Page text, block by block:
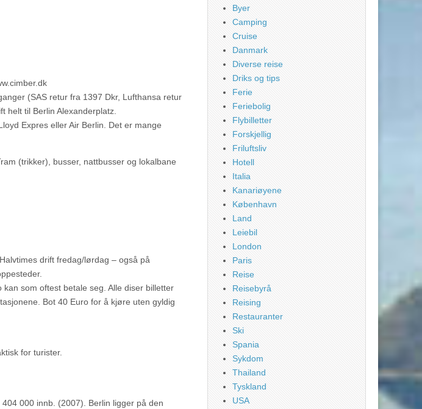
(SAS retur fra 1397 Dkr, Lufthansa retur
helt til Berlin Alexanderplatz.
Expres eller Air Berlin. Det er mange
(trikker), busser, nattbusser og lokalbane
drift fredag/lørdag – også på
som oftest betale seg. Alle diser billetter
Bot 40 Euro for å kjøre uten gyldig
for turister.
000 innb. (2007). Berlin ligger på den
Byer
Camping
Cruise
Danmark
Diverse reise
Driks og tips
Ferie
Feriebolig
Flybilletter
Forskjellig
Friluftsliv
Hotell
Italia
Kanariøyene
København
Land
Leiebil
London
Paris
Reise
Reisebyrå
Reising
Restauranter
Ski
Spania
Sykdom
Thailand
Tyskland
USA